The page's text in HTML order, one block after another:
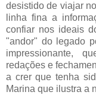
desistido de viajar
linha fina a
confiar nos ideais
"andor" do legado
impressionante,
redações e
a crer que tenha
Marina que ilustra a